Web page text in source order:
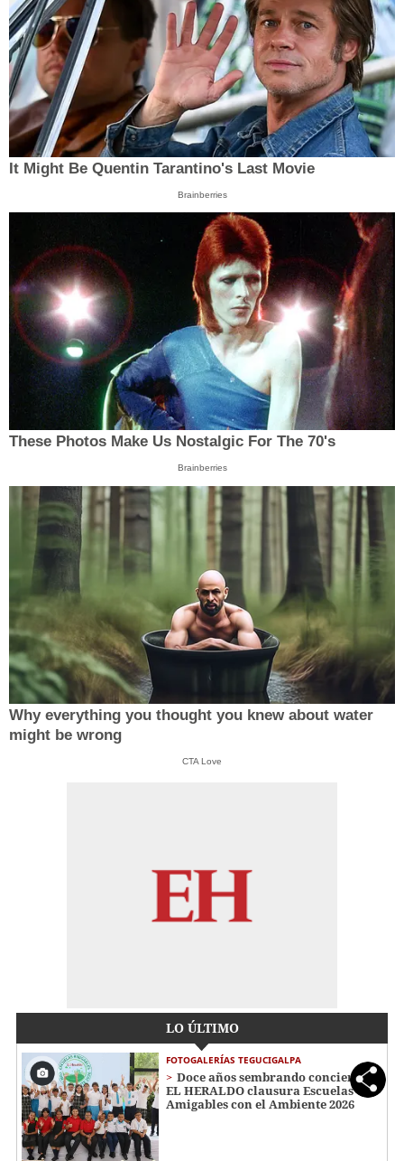
It Might Be Quentin Tarantino's Last Movie
Brainberries
These Photos Make Us Nostalgic For The 70's
Brainberries
Why everything you thought you knew about water
might be wrong
CTA Love
LO ÚLTIMO
FOTOGALERÍAS TEGUCIGALPA
Doce años sembrando conciencia:
EL HERALDO clausura Escuelas
Amigables con el Ambiente 2026